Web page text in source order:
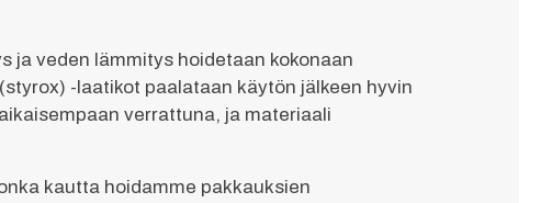
ja veden lämmitys hoidetaan kokonaan
-laatikot paalataan käytön jälkeen hyvin
verrattuna, ja materiaali
kautta hoidamme pakkauksien